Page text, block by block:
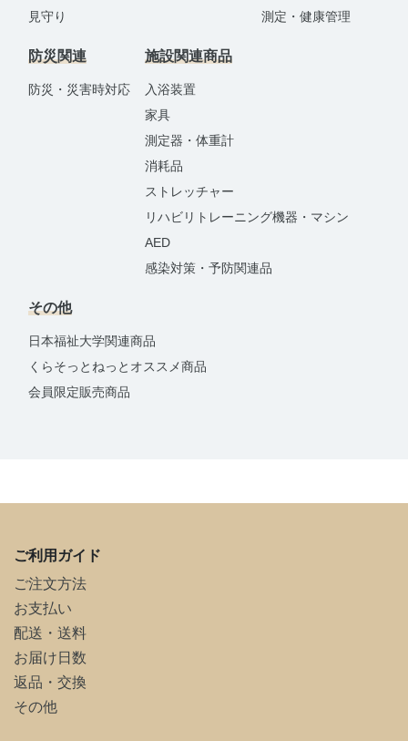
見守り
測定・健康管理
防災関連
防災・災害時対応
施設関連商品
入浴装置
家具
測定器・体重計
消耗品
ストレッチャー
リハビリトレーニング機器・マシン
AED
感染対策・予防関連品
その他
日本福祉大学関連商品
くらそっとねっとオススメ商品
会員限定販売商品
ご利用ガイド
ご注文方法
お支払い
配送・送料
お届け日数
返品・交換
その他